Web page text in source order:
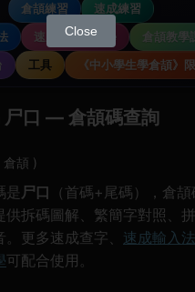
倉頡練習
速成練習
速成輸入法教學
倉頡教學
工具 《中小學生學倉頡》
尸口 — 倉頡碼查詢
頡 )
是 尸口 （首碼+尾碼），倉
供拆碼圖解、繁簡字對照、
更多速成查字、 速成輸入
可配合使用。
Close